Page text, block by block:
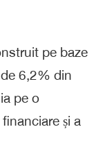
pe baze
6,2% din
pe o
și a